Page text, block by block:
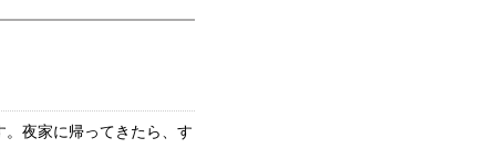
夜家に帰ってきたら、す